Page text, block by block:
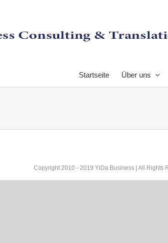
Startseite Über uns
Copyright 2010 - 2019 YiDa Business | All Rights